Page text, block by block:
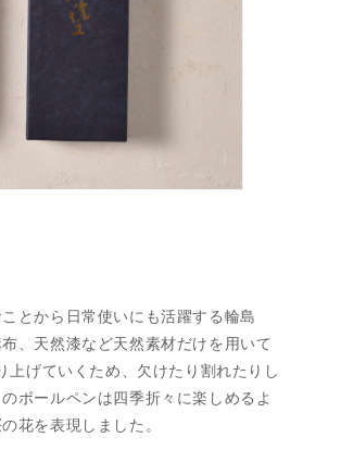
とから日常使いにも活躍する輪島
、天然漆など天然素材だけを用いて
上げていくため、欠けたり割れたりし
ボールペンは四季折々に楽しめるよ
花を表現しました。